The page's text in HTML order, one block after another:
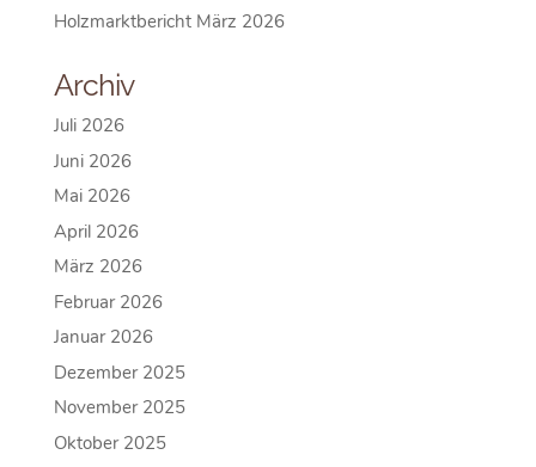
Holzmarktbericht März 2026
Archiv
Juli 2026
Juni 2026
Mai 2026
April 2026
März 2026
Februar 2026
Januar 2026
Dezember 2025
November 2025
Oktober 2025